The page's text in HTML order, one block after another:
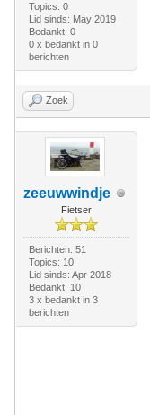
Topics: 0
Lid sinds: May 2019
Bedankt: 0
0 x bedankt in 0
berichten
Zoek
zeeuwwindje
Fietser
Berichten: 51
Topics: 10
Lid sinds: Apr 2018
Bedankt: 10
3 x bedankt in 3
berichten